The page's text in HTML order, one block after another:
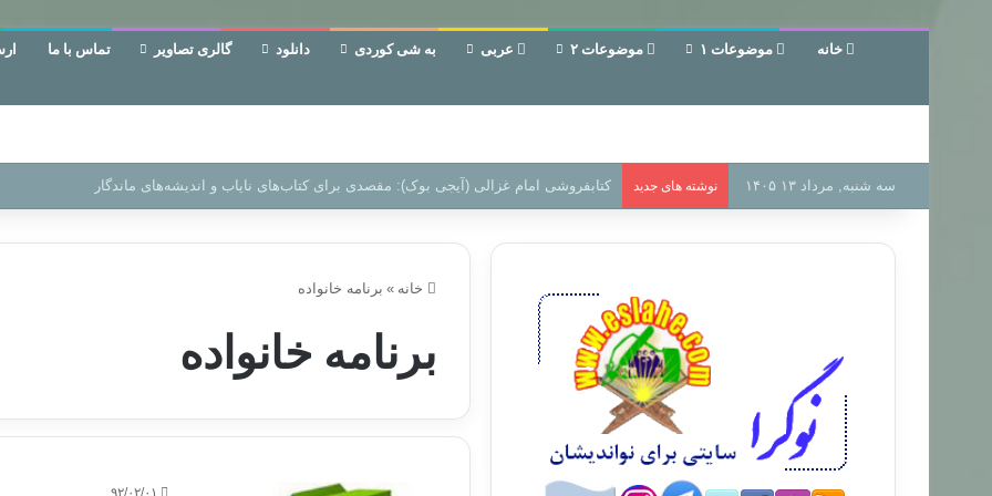
خانه موضوعات ۱ موضوعات ۲ عربی به شی کوردی دانلود گالری تصاویر تماس با ما
سه شنبه, مرداد ۱۳ ۱۴۰۵ نوشته های جدید سر دفتر فساد در زمین‌، دوری وکناره‌گیری از راه خداست‌!
خانه » برنامه خانواده
برنامه خانواده
۹۲/۰۲/۰۱